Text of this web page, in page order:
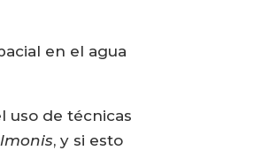
en el agua
uso de técnicas
, y si esto